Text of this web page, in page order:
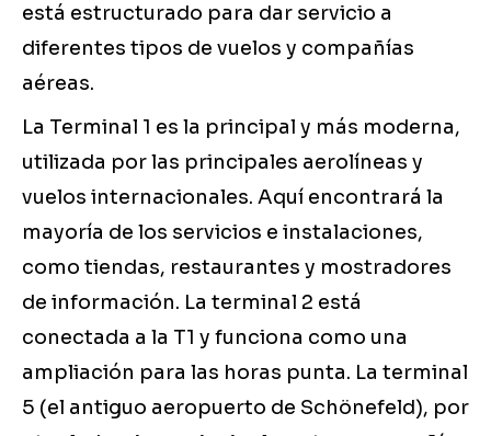
está estructurado para dar servicio a
diferentes tipos de vuelos y compañías
aéreas.
La Terminal 1 es la principal y más moderna,
utilizada por las principales aerolíneas y
vuelos internacionales. Aquí encontrará la
mayoría de los servicios e instalaciones,
como tiendas, restaurantes y mostradores
de información. La terminal 2 está
conectada a la T1 y funciona como una
ampliación para las horas punta. La terminal
5 (el antiguo aeropuerto de Schönefeld), por